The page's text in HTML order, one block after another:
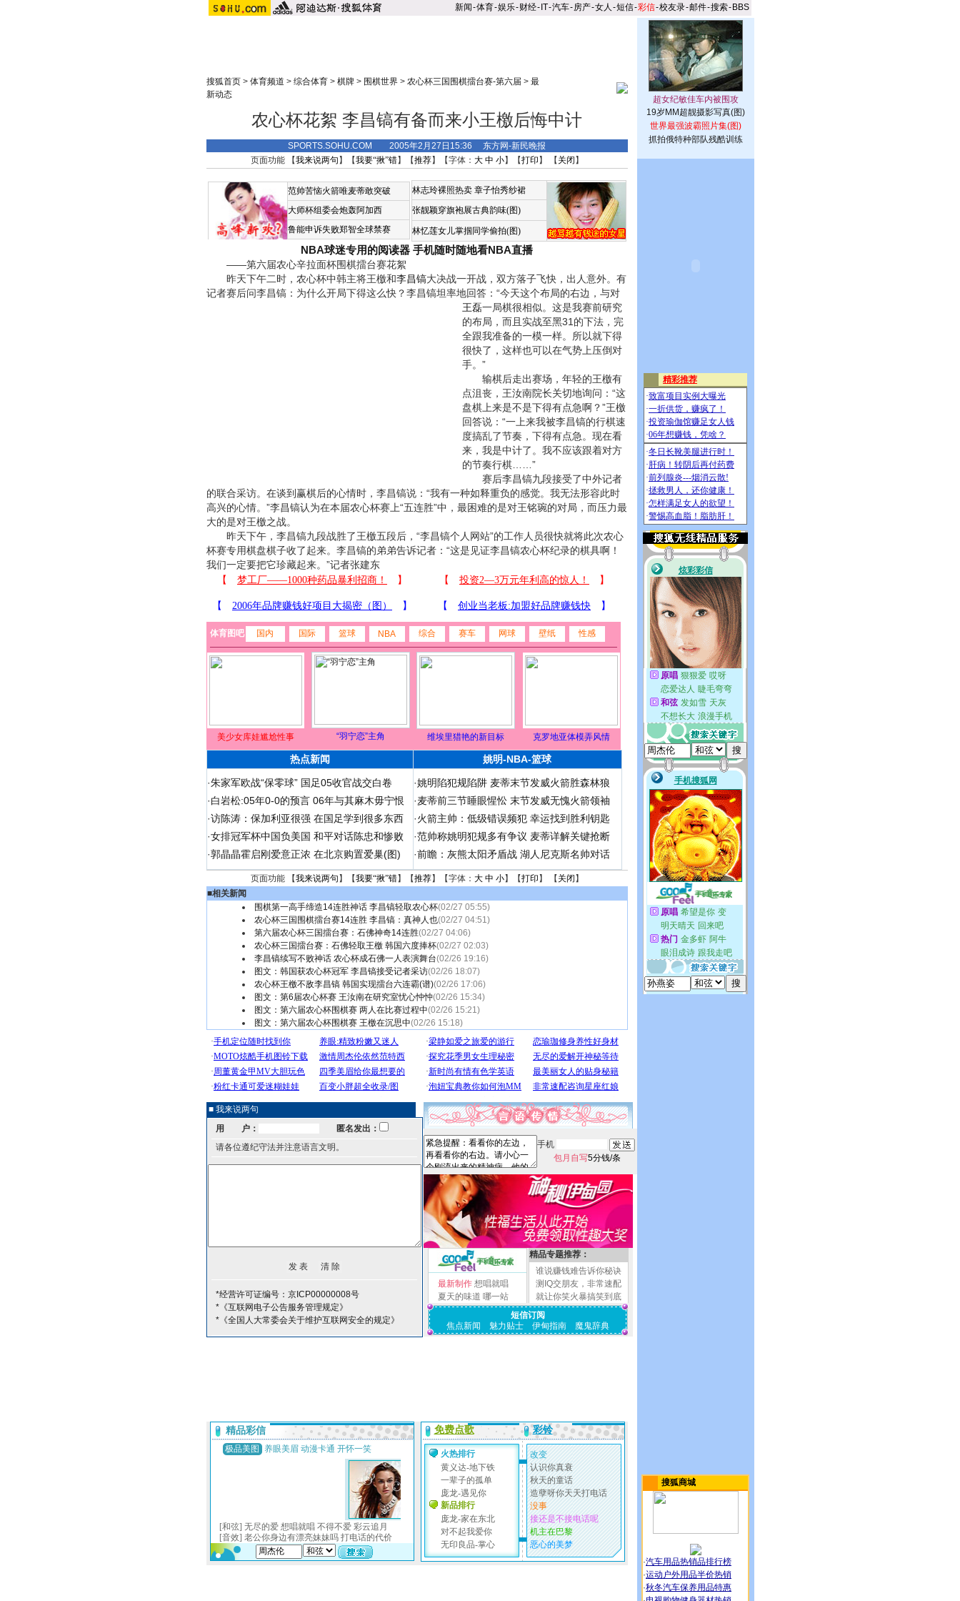
新闻-体育-娱乐-财经- IT-汽车-房产-女人 -短信-彩信-校友录-邮件-搜索- BBS
搜狐首页> 体育频道 > 综合体育> 棋牌> 围棋世界> 农心杯三国围棋擂台赛-第六届 > 最
新动态
农心杯花絮 李昌镐有备而来小王檄后悔中计
SPORTS.SOHU.COM 2005年2月27日15:36 东方网-新民晚报
页面功能 【我来说两句 】【我要“揪”错】【推荐】【字体： 大 中 小】【打印 】 【 关闭 】
范帅苦恼火箭唯麦蒂敢突破
大师杯组委会炮轰阿加西
鲁能申诉失败郑智全球禁赛
林志玲裸照热卖 章子怡秀纱裙
张靓颖穿旗袍展古典韵味(图)
林忆莲女儿掌掴同学偷拍(图)
NBA球迷专用的阅读器 手机随时随地看NBA直播
——第六届农心辛拉面杯围棋擂台赛花絮
昨天下午二时，农心杯中韩主将王檄和李昌镐大决战一开战，双方落子飞快，出人意外。有
记者赛后问李昌镐：为什么开局下得这么快？李昌镐坦率地回答：“今天这个布局的右边，与对
王磊一局棋很相似。 这是我赛前研究
的布局，而且实战至黑31的下法，完
全跟我准备的一模一样。所以就下得
很快了，这样也可以在气势上压倒对
手。”
输棋后走出赛场，年轻的王檄有
点沮丧，王汝南院长关切地询问：“这
盘棋上来是不是下得有点急啊？”王檄
回答说：“一上来我被李昌镐的行棋速
度搞乱了节奏，下得有点急。现在看
来，我是中计了。我不应该跟着对方
的节奏行棋……”
赛后李昌镐九段接受了中外记者
的联合采访。在谈到赢棋后的心情时，李昌镐说：“我有一种如释重负的感觉。我无法形容此时
高兴的心情。”李昌镐认为在本届农心杯赛上“五连胜”中，最困难的是对王铭琬的对局，而压力最
大的是对王檄之战。
昨天下午，李昌镐九段战胜了王檄五段后，“李昌镐个人网站”的工作人员很快就将此次农心
杯赛专用棋盘棋子收了起来。李昌镐的弟弟告诉记者：“这是见证李昌镐农心杯纪录的棋具啊！
我们一定要把它珍藏起来。”记者张建东
体育图吧 国内 国际 篮球 NBA 综合 赛车 网球 壁纸 性感
美少女库娃尴尬性事 “羽宁恋”主角 维埃里猎艳的新目标 克罗地亚体模弄风情
热点新闻 姚明-NBA-篮球
·朱家军欧战“保零球” 国足05收官战交白卷
·白岩松:05年0-0的预言 06年与其麻木毋宁恨
·访陈涛：保加利亚很强 在国足学到很多东西
·女排冠军杯中国负美国 和平对话陈忠和惨败
·郭晶晶霍启刚爱意正浓 在北京购置爱巢(图)
·姚明陷犯规陷阱 麦蒂末节发威火箭胜森林狼
·麦蒂前三节睡眼惺忪 末节发威无愧火箭领袖
·火箭主帅：低级错误频犯 幸运找到胜利钥匙
·范帅称姚明犯规多有争议 麦蒂详解关键抢断
·前瞻：灰熊太阳矛盾战 湖人尼克斯名帅对话
页面功能 【我来说两句 】【我要“揪”错】【推荐】【字体： 大 中 小】【打印 】 【 关闭 】
■相关新闻
围棋第一高手缔造14连胜神话 李昌镐轻取农心杯(02/27 05:55)
农心杯三国围棋擂台赛14连胜 李昌镐：真神人也(02/27 04:51)
第六届农心杯三国擂台赛：石佛神奇14连胜(02/27 04:06)
农心杯三国擂台赛：石佛轻取王檄 韩国六度捧杯(02/27 02:03)
李昌镐续写不败神话 农心杯成石佛一人表演舞台(02/26 19:16)
图文：韩国获农心杯冠军 李昌镐接受记者采访(02/26 18:07)
农心杯王檄不敌李昌镐 韩国实现擂台六连霸(谱)(02/26 17:06)
图文：第6届农心杯赛 王汝南在研究室忧心忡忡(02/26 15:34)
图文：第六届农心杯围棋赛 两人在比赛过程中(02/26 15:21)
图文：第六届农心杯围棋赛 王檄在沉思中(02/26 15:18)
■ 我来说两句
用 户：
匿名发出：
请各位遵纪守法并注意语言文明。
*经营许可证编号：京ICP00000008号
*《互联网电子公告服务管理规定》
*《全国人大常委会关于维护互联网安全的规定》
手机
包月自写5分钱/条
最新制作 想唱就唱
夏天的味道 哪一站
精品专题推荐：
谁说赚钱难告诉你秘诀
测IQ交朋友，非常速配
就让你笑火暴搞笑到底
短信订阅
焦点新闻
魅力贴士 伊甸指南 魔鬼辞典
19岁MM超靓摄影写真(图)
世界最强波霸照片集(图)
抓拍俄特种部队残酷训练
搜狐商城
·汽车用品热销品排行榜
·运动户外用品半价热销
·秋冬汽车保养用品特惠